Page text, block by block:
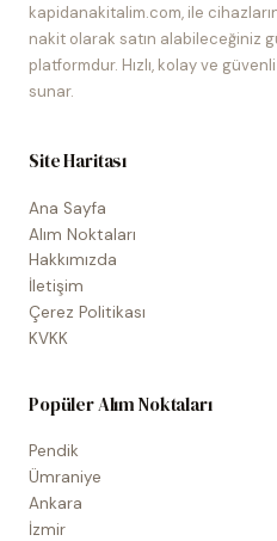
kapidanakitalim.com, ile
nakit olarak satın alabileceğiniz
platformdur. Hızlı, kolay ve
sunar.
Site Haritası
Ana Sayfa
Alım Noktaları
Hakkımızda
İletişim
Çerez Politikası
KVKK
Popüler Alım Noktaları
Pendik
Ümraniye
Ankara
İzmir